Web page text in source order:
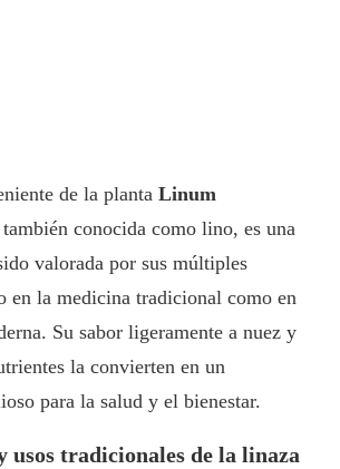
de la planta Linum
conocida como lino, es una
valorada por sus múltiples
en la medicina tradicional como en
Su sabor ligeramente a nuez y
la convierten en un
para la salud y el bienestar.
usos tradicionales de la linaza